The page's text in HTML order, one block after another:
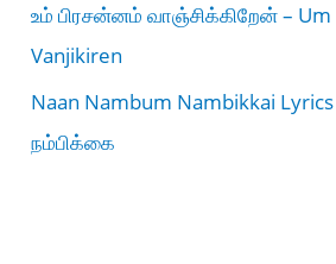
உம் பிரசன்னம் வாஞ்சிக்கிறேன் – Um
Vanjikiren
Naan Nambum Nambikkai Lyrics
நம்பிக்கை